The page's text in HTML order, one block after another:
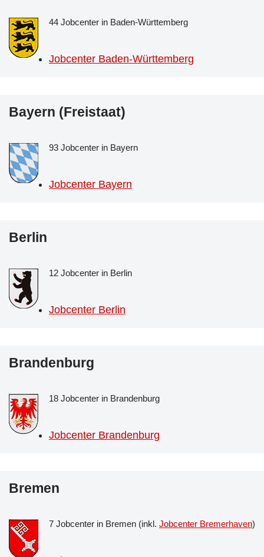
44 Jobcenter in Baden-Württemberg
Jobcenter Baden-Württemberg
Bayern (Freistaat)
93 Jobcenter in Bayern
Jobcenter Bayern
Berlin
12 Jobcenter in Berlin
Jobcenter Berlin
Brandenburg
18 Jobcenter in Brandenburg
Jobcenter Brandenburg
Bremen
7 Jobcenter in Bremen (inkl. Jobcenter Bremerhaven)